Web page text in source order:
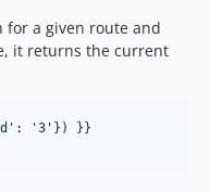
for a given route and
it returns the current
' : '3 ' }) }}